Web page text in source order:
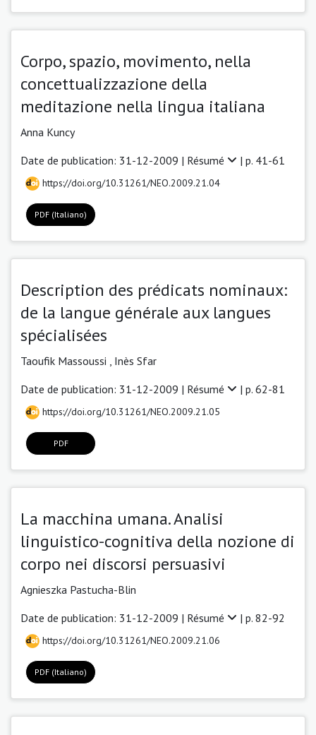
Corpo, spazio, movimento, nella
concettualizzazione della
meditazione nella lingua italiana
Anna Kuncy
Date de publication: 31-12-2009 | Résumé | p. 41-61
https://doi.org/10.31261/NEO.2009.21.04
PDF (Italiano)
Description des prédicats nominaux:
de la langue générale aux langues
spécialisées
Taoufik Massoussi , Inès Sfar
Date de publication: 31-12-2009 | Résumé | p. 62-81
https://doi.org/10.31261/NEO.2009.21.05
PDF
La macchina umana. Analisi
linguistico-cognitiva della nozione di
corpo nei discorsi persuasivi
Agnieszka Pastucha-Blin
Date de publication: 31-12-2009 | Résumé | p. 82-92
https://doi.org/10.31261/NEO.2009.21.06
PDF (Italiano)